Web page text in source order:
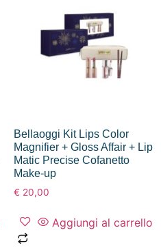
Bellaoggi Kit Lips Color
Magnifier + Gloss Affair + Lip
Matic Precise Cofanetto
Make-up
€ 20,00
Aggiungi al carrello